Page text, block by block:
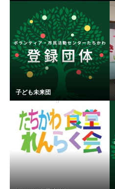
子ども未来団